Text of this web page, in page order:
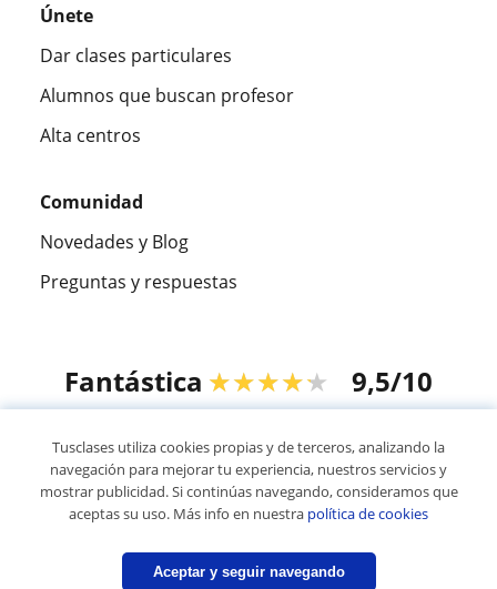
Únete
Dar clases particulares
Alumnos que buscan profesor
Alta centros
Comunidad
Novedades y Blog
Preguntas y respuestas
Fantástica ★★★★★ 9,5/10
© 2007 - 2026 Tusclases.co
Mapa web:Profesores particulares
Tusclases utiliza cookies propias y de terceros, analizando la
navegación para mejorar tu experiencia, nuestros servicios y
mostrar publicidad. Si continúas navegando, consideramos que
aceptas su uso. Más info en nuestra política de cookies
Aceptar y seguir navegando